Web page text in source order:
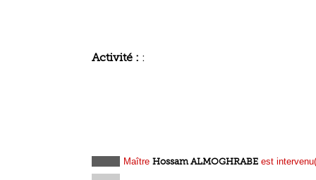
Activité : :
Maître Hossam ALMOGHRABE est